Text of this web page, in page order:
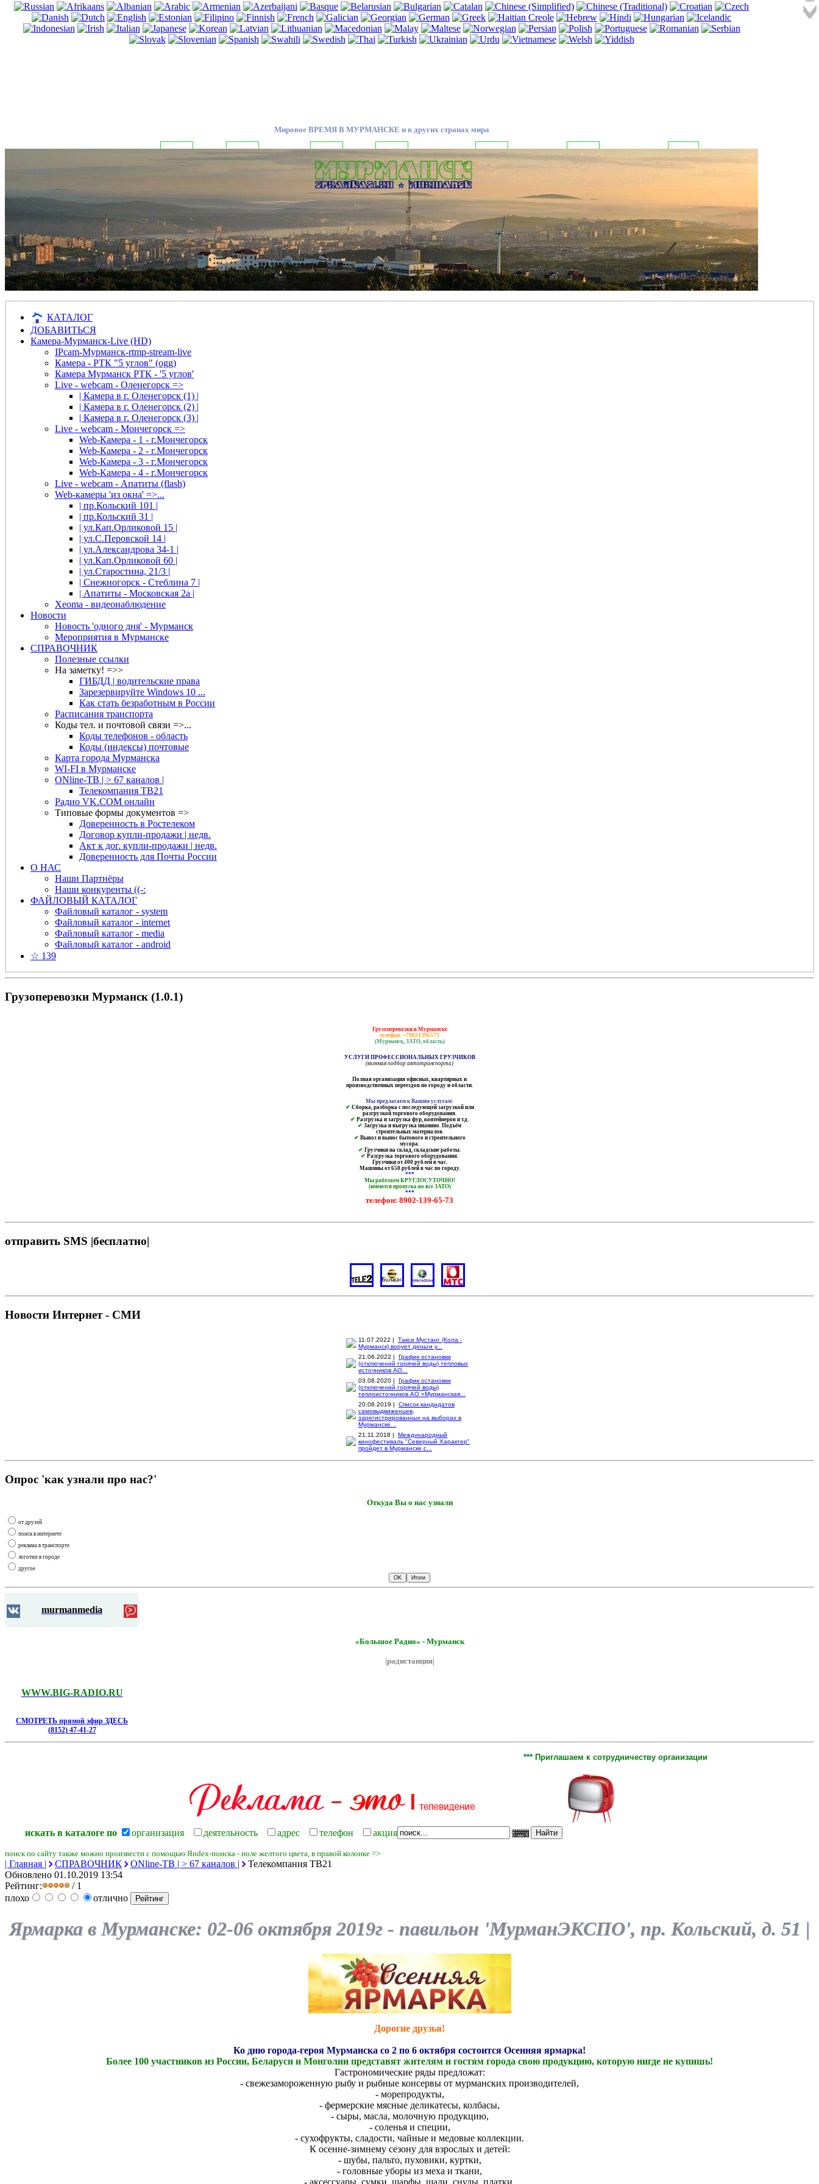
Мировое ВРЕМЯ В МУРМАНСКЕ и в других странах мира
КАТАЛОГ
ДОБАВИТЬСЯ
Камера-Мурманск-Live (HD)
IPcam-Мурманск-rtmp-stream-live
Камера - РТК "5 углов" (ogg)
Камера Мурманск РТК - '5 углов'
Live - webcam - Оленегорск =>
| Камера в г. Оленегорск (1) |
| Камера в г. Оленегорск (2) |
| Камера в г. Оленегорск (3) |
Live - webcam - Мончегорск =>
Web-Камера - 1 - г.Мончегорск
Web-Камера - 2 - г.Мончегорск
Web-Камера - 3 - г.Мончегорск
Web-Камера - 4 - г.Мончегорск
Live - webcam - Апатиты (flash)
Web-камеры 'из окна' =>...
| пр.Кольский 101 |
| пр.Кольский 31 |
| ул.Кап.Орликовой 15 |
| ул.С.Перовской 14 |
| ул.Александрова 34-1 |
| ул.Кап.Орликовой 60 |
| ул.Старостина, 21/3 |
| Снежногорск - Стеблина 7 |
| Апатиты - Московская 2а |
Xeoma - видеонаблюдение
Новости
Новость 'одного дня' - Мурманск
Мероприятия в Мурманске
СПРАВОЧНИК
Полезные ссылки
На заметку! =>>
ГИБДД | водительские права
Зарезервируйте Windows 10 ...
Как стать безработным в России
Расписания транспорта
Коды тел. и почтовой связи =>...
Коды телефонов - область
Коды (индексы) почтовые
Карта города Мурманска
WI-FI в Мурманске
ONline-ТВ | > 67 каналов |
Телекомпания ТВ21
Радио VK.COM онлайн
Типовые формы документов =>
Доверенность в Ростелеком
Договор купли-продажи | недв.
Акт к дог. купли-продажи | недв.
Доверенность для Почты России
О НАС
Наши Партнёры
Наши конкуренты ((-:
ФАЙЛОВЫЙ КАТАЛОГ
Файловый каталог - system
Файловый каталог - internet
Файловый каталог - media
Файловый каталог - android
☆ 139
Грузоперевозки Мурманск (1.0.1)
Грузоперевозки в Мурманске
телефон: +79021396573
(Мурманск, ЗАТО, область)
УСЛУГИ ПРОФЕССИОНАЛЬНЫХ ГРУЗЧИКОВ
(включая подбор автотранспорта)
Полная организация офисных, квартирных и
производственных переездов по городу и области.
Мы предлагаем к Вашим услугам:
✔ Сборка, разборка с последующей загрузкой или
разгрузкой торгового оборудования.
✔ Разгрузка и загрузка фур, контейнеров и т.д.
✔ Загрузка и выгрузка пианино. Подъём
строительных материалов.
✔ Вывоз и вынос бытового и строительного
мусора.
✔ Грузчики на склад, складские работы.
✔ Разгрузка торгового оборудования.
Грузчики от 400 рублей в час.
Машины от 650 рублей в час по городу.
***
Мы работаем КРУГЛОСУТОЧНО!
(имеются пропуска во все ЗАТО)
***
телефон: 8902-139-65-73
отправить SMS |бесплатно|
Новости Интернет - СМИ
11.07.2022 | Такси Мустанг (Кола -
Мурманск) ворует деньги у...
21.06.2022 | График остановки
(отключений горячей воды) тепловых
источников АО...
03.08.2020 | График остановки
(отключений горячей воды)
теплоисточников АО «Мурманская...
20.08.2019 | Список кандидатов
самовыдвиженцев,
зарегистрированных на выборах в
Мурманске...
21.11.2018 | Международный
кинофестиваль "Северный Характер"
пройдет в Мурманске с...
Опрос 'как узнали про нас?'
Откуда Вы о нас узнали
от друзей
поиск в интернете
реклама в транспорте
логотип в городе
другое
murmanmedia
«Большое Радио» - Мурманск
|радистанция|
WWW.BIG-RADIO.RU
СМОТРЕТЬ прямой эфир ЗДЕСЬ
(8152) 47-41-27
*** Приглашаем к сотрудничеству организации и индивидуальных
искать в каталоге по организация деятельность адрес телефон акция
поиск по сайту также можно произвести с помощью Яndex-поиска - поле желтого цвета, в правой колонке =>
| Главная | СПРАВОЧНИК ONline-ТВ | > 67 каналов |
Телекомпания ТВ21
Обновлено 01.10.2019 13:54
Рейтинг:
/ 1
плохо
отлично
Ярмарка в Мурманске: 02-06 октября 2019г - павильон 'МурманЭКСПО', пр. Кольский, д. 51 |
Дорогие друзья!
Ко дню города-героя Мурманска со 2 по 6 октября состоится Осенняя ярмарка!
Более 100 участников из России, Беларуси и Монголии представят жителям и гостям города свою продукцию, которую нигде не купишь!
Гастрономические ряды предложат:
- свежезамороженную рыбу и рыбные консервы от мурманских производителей,
- морепродукты,
- фермерские мясные деликатесы, колбасы,
- сыры, масла, молочную продукцию,
- соленья и специи,
- сухофрукты, сладости, чайные и медовые коллекции.
К осенне-зимнему сезону для взрослых и детей:
- шубы, пальто, пуховики, куртки,
- головные уборы из меха и ткани,
- аксессуары, сумки, шарфы, шали, снуды, платки,